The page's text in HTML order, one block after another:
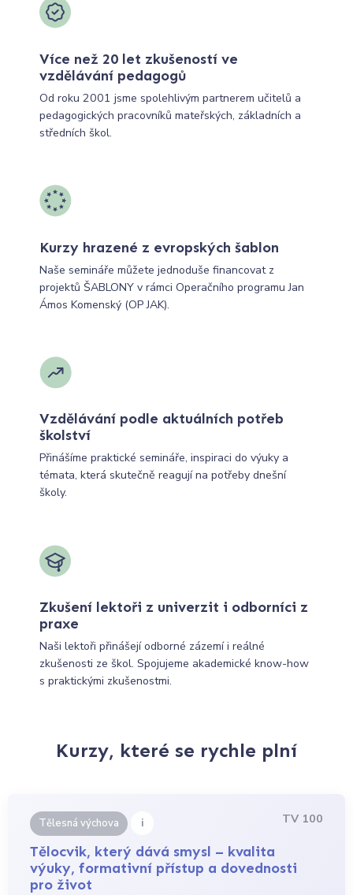
Více než 20 let zkušeností ve
vzdělávání pedagogů
Od roku 2001 jsme spolehlivým partnerem učitelů a
pedagogických pracovníků mateřských, základních a
středních škol.
Kurzy hrazené z evropských šablon
Naše semináře můžete jednoduše financovat z
projektů ŠABLONY v rámci Operačního programu Jan
Ámos Komenský (OP JAK).
Vzdělávání podle aktuálních potřeb
školství
Přinášíme praktické semináře, inspiraci do výuky a
témata, která skutečně reagují na potřeby dnešní
školy.
Zkušení lektoři z univerzit i odborníci z
praxe
Naši lektoři přinášejí odborné zázemí i reálné
zkušenosti ze škol. Spojujeme akademické know-how
s praktickými zkušenostmi.
Kurzy, které se rychle plní
Tělesná výchova i TV 100
Tělocvik, který dává smysl – kvalita
výuky, formativní přístup a dovednosti
pro život